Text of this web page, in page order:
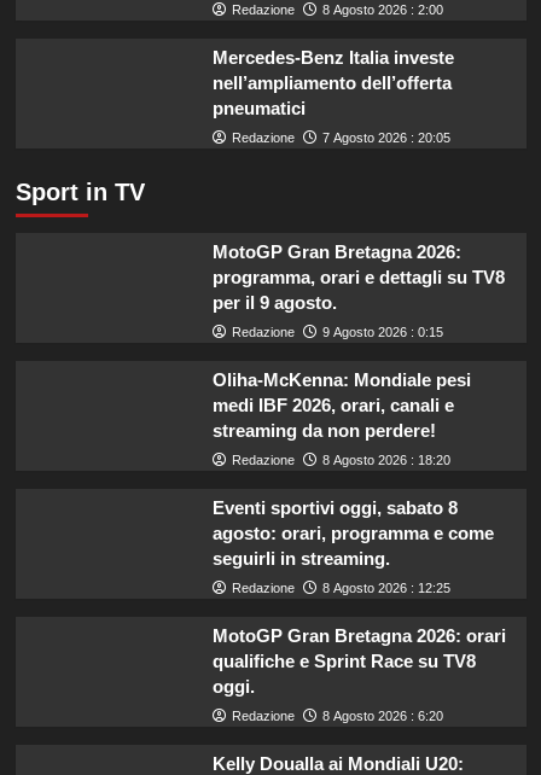
Redazione 8 Agosto 2026 : 2:00
Mercedes-Benz Italia investe
nell’ampliamento dell’offerta
pneumatici
Redazione 7 Agosto 2026 : 20:05
Sport in TV
MotoGP Gran Bretagna 2026:
programma, orari e dettagli su TV8
per il 9 agosto.
Redazione 9 Agosto 2026 : 0:15
Oliha-McKenna: Mondiale pesi
medi IBF 2026, orari, canali e
streaming da non perdere!
Redazione 8 Agosto 2026 : 18:20
Eventi sportivi oggi, sabato 8
agosto: orari, programma e come
seguirli in streaming.
Redazione 8 Agosto 2026 : 12:25
MotoGP Gran Bretagna 2026: orari
qualifiche e Sprint Race su TV8
oggi.
Redazione 8 Agosto 2026 : 6:20
Kelly Doualla ai Mondiali U20: